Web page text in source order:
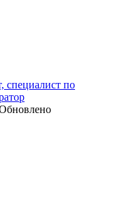
специалист по